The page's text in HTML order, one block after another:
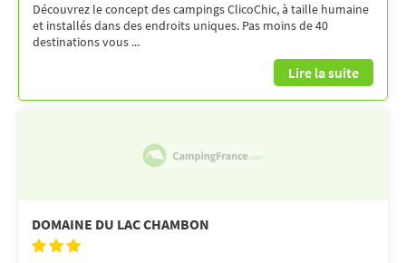
Découvrez le concept des campings ClicoChic, à taille humaine
et installés dans des endroits uniques. Pas moins de 40
destinations vous ...
Lire la suite
DOMAINE DU LAC CHAMBON